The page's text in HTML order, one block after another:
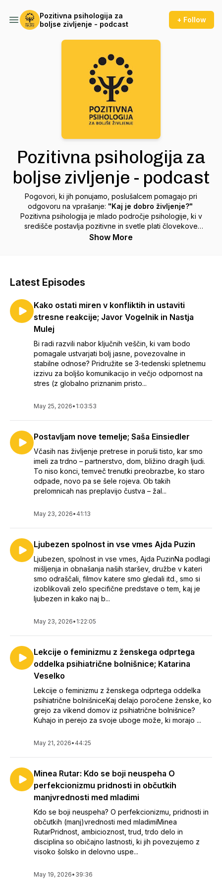
Pozitivna psihologija za
boljse zivljenje - podcast
+ Follow
Pozitivna psihologija za
boljse zivljenje - podcast
Pogovori, ki jih ponujamo, poslušalcem pomagajo pri
odgovoru na vprašanje: "Kaj je dobro življenje?"
Pozitivna psihologija je mlado področje psihologije, ki v
središče postavlja pozitivne in svetle plati človekove
osebnosti.
Show More
Latest Episodes
Kako ostati miren v konfliktih in ustaviti
stresne reakcije; Javor Vogelnik in Nastja
Mulej
Bi radi razvili nabor ključnih veščin, ki vam bodo
pomagale ustvarjati bolj jasne, povezovalne in
stabilne odnose? Pridružite se 3-tedenski spletnemu
izzivu za boljšo komunikacijo in večjo odpornost na
stres (z globalno priznanim pristo...
May 25, 2026• 1:03:53
Postavljam nove temelje; Saša Einsiedler
Včasih nas življenje pretrese in poruši tisto, kar smo
imeli za trdno – partnerstvo, dom, bližino dragih ljudi.
To niso konci, temveč trenutki preobrazbe, ko staro
odpade, novo pa se šele rojeva. Ob takih
prelomnicah nas preplavijo čustva – žal...
May 23, 2026• 41:13
Ljubezen spolnost in vse vmes Ajda Puzin
Ljubezen, spolnost in vse vmes, Ajda PuzinNa podlagi
mišljenja in obnašanja naših staršev, družbe v kateri
smo odraščali, filmov katere smo gledali itd., smo si
izoblikovali zelo specifične predstave o tem, kaj je
ljubezen in kako naj b...
May 23, 2026• 1:22:05
Lekcije o feminizmu z ženskega odprtega
oddelka psihiatrične bolnišnice; Katarina
Veselko
Lekcije o feminizmu z ženskega odprtega oddelka
psihiatrične bolnišniceKaj delajo poročene ženske, ko
grejo za vikend domov iz psihiatrične bolnišnice?
Kuhajo in perejo za svoje uboge može, ki morajo ...
May 21, 2026• 44:25
Minea Rutar: Kdo se boji neuspeha O
perfekcionizmu pridnosti in občutkih
manjvrednosti med mladimi
Kdo se boji neuspeha? O perfekcionizmu, pridnosti in
občutkih (manj)vrednosti med mladimiMinea
RutarPridnost, ambicioznost, trud, trdo delo in
disciplina so običajno lastnosti, ki jih povezujemo z
visoko šolsko in delovno uspe...
May 19, 2026• 39:36